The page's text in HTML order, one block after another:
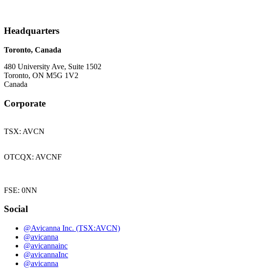
Headquarters
Toronto, Canada
480 University Ave, Suite 1502
Toronto, ON M5G 1V2
Canada
Corporate
TSX: AVCN
OTCQX: AVCNF
FSE: 0NN
Social
@Avicanna Inc. (TSX:AVCN)
@avicanna
@avicannainc
@avicannaInc
@avicanna